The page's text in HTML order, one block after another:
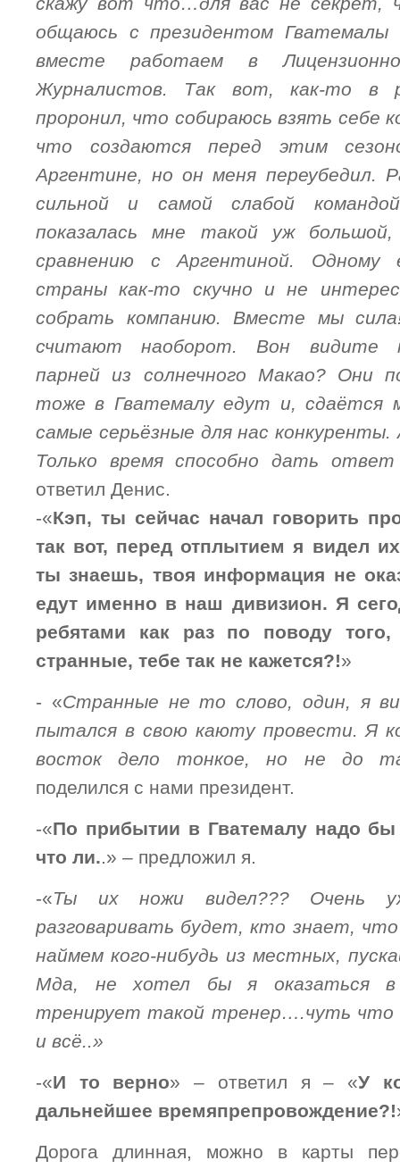
общаюсь с президентом
вместе работаем в
Журналистов. Так вот, как-то в
проронил, что собираюсь взять себе
что создаются перед этим
Аргентине, но он меня переубедил.
сильной и самой слабой
показалась мне такой уж
сравнению с Аргентиной. Одному
страны как-то скучно и не
собрать компанию. Вместе мы
считают наоборот. Вон видите
парней из солнечного Макао? Они
тоже в Гватемалу едут и, сдаётся
самые серьёзные для нас
Только время способно дать
ответил Денис.
-«Кэп, ты сейчас начал говорить
так вот, перед отплытием я видел
ты знаешь, твоя информация не
едут именно в наш дивизион. Я
ребятами как раз по поводу
странные, тебе так не кажется?!»
- «Странные не то слово, один, я
пытался в свою каюту провести. Я
восток дело тонкое, но не до
поделился с нами президент.
-«По прибытии в Гватемалу надо
что ли..» – предложил я.
-«Ты их ножи видел??? Очень
разговаривать будет, кто знает,
наймем кого-нибудь из местных,
Мда, не хотел бы я оказаться в
тренирует такой тренер….чуть что
и всё..»
-«И то верно» – ответил я – «У
дальнейшее времяпрепровождение?!
Дорога длинная, можно в карты